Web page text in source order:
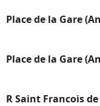
Place de la Gare
Place de la Gare
R Saint Francois de